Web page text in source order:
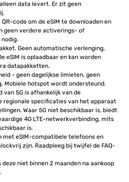
data levert. Er zit geen
code om de eSIM te downloaden en
geen verdere activerings- of
Geen automatische verlenging,
eSIM is oplaadbaar en kan worden
datapakketten.
- geen dagelijkse limieten, geen
Mobiele hotspot wordt ondersteund.
van 5G is afhankelijk van de
regionale specificaties van het apparaat
Waar 5G niet beschikbaar is, biedt
4G LTE-netwerkverbinding, mits
is.
met eSIM-compatibele telefoons en
zijn. Raadpleeg bij twijfel de FAQ-
deze niet binnen 2 maanden na aankoop